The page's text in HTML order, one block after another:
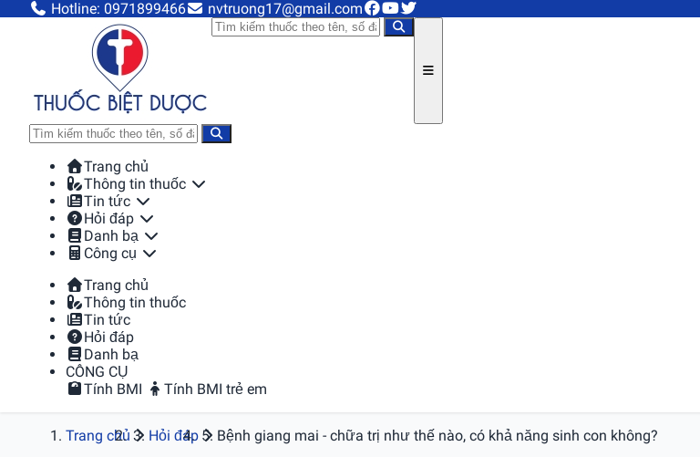
Hotline: 0971899466 nvtruong17@gmail.com
Trang chủ
Thông tin thuốc
Tin tức
Hỏi đáp
Danh bạ
Công cụ
Trang chủ
Thông tin thuốc
Tin tức
Hỏi đáp
Danh bạ
CÔNG CỤ
Tính BMI
Tính BMI trẻ em
Trang chủ Hỏi đáp
Bệnh giang mai - chữa trị như thế nào, có khả năng sinh con không?